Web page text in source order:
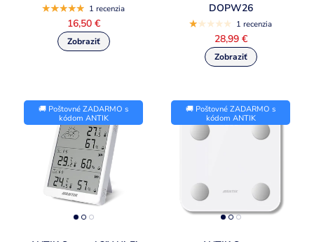
1 recenzia
16,50 €
DOPW26
1 recenzia
28,99 €
🚚 Poštovné ZADARMO s
kódom ANTIK
🚚 Poštovné ZADARMO s
kódom ANTIK